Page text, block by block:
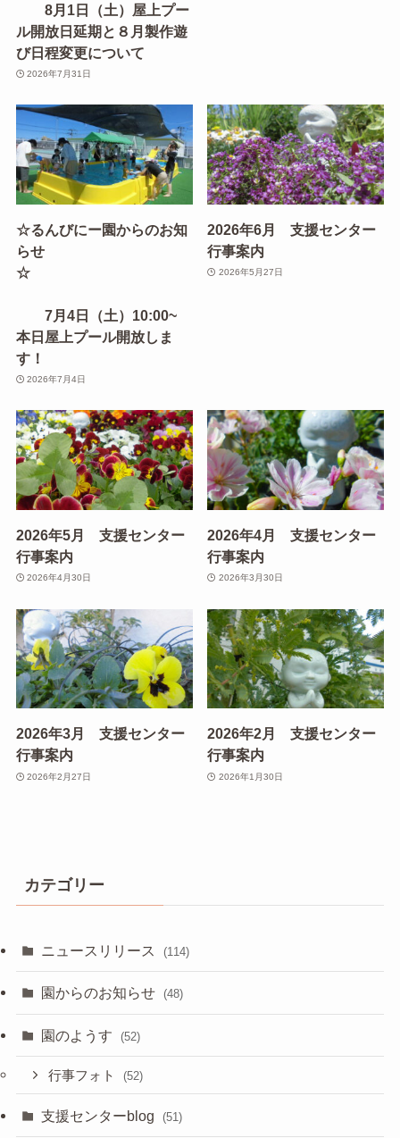
8月1日（土）屋上プー
ル開放日延期と８月製作遊
び日程変更について
2026年7月31日
☆るんびにー園からのお知
らせ
☆
7月4日（土）10:00~
本日屋上プール開放しま
す！
2026年7月4日
2026年6月 支援センター
行事案内
2026年5月27日
2026年5月 支援センター
行事案内
2026年4月30日
2026年4月 支援センター
行事案内
2026年3月30日
2026年3月 支援センター
行事案内
2026年2月27日
2026年2月 支援センター
行事案内
2026年1月30日
カテゴリー
ニュースリリース (114)
園からのお知らせ (48)
園のようす (52)
行事フォト (52)
支援センターblog (51)